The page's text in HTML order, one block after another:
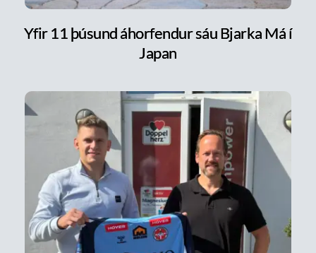
Yfir 11 þúsund áhorfendur sáu Bjarka Má í
Japan